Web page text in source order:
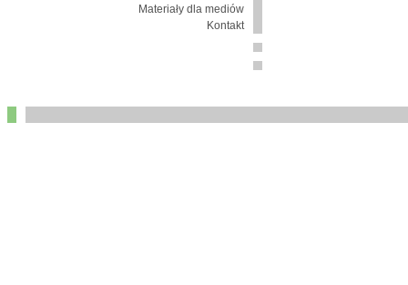
Materiały dla mediów
Kontakt